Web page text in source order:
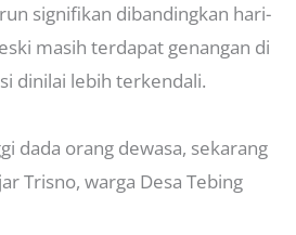
signifikan dibandingkan hari-
masih terdapat genangan di
dinilai lebih terkendali.
dada orang dewasa, sekarang
Trisno, warga Desa Tebing